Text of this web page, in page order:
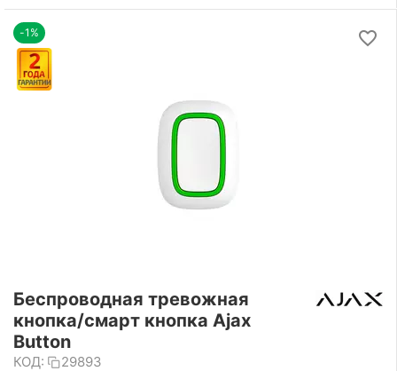
-1%
Беспроводная тревожная
кнопка/смарт кнопка Ajax
Button
КОД: 29893